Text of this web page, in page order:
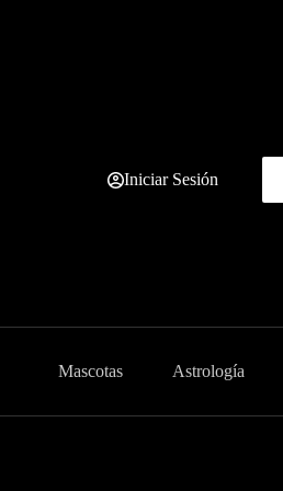
Iniciar Sesión
Mascotas Astrología